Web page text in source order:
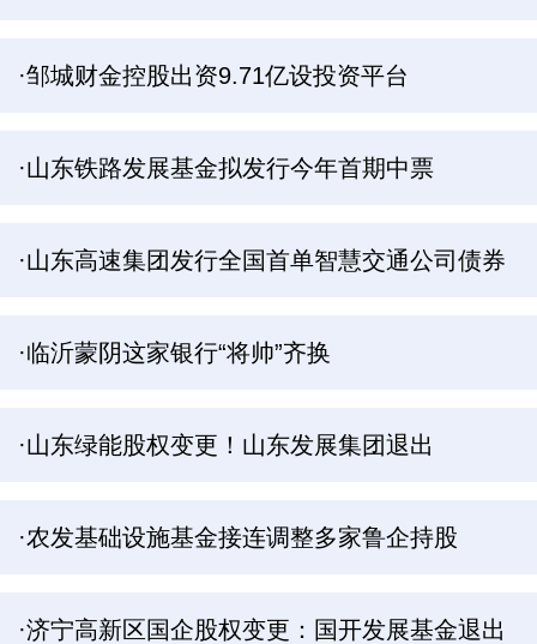
·邹城财金控股出资9.71亿设投资平台
·山东铁路发展基金拟发行今年首期中票
·山东高速集团发行全国首单智慧交通公司债券
·临沂蒙阴这家银行“将帅”齐换
·山东绿能股权变更！山东发展集团退出
·农发基础设施基金接连调整多家鲁企持股
·济宁高新区国企股权变更：国开发展基金退出